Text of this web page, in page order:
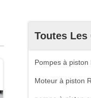
Toutes Les
Pompes à piston
Moteur à piston